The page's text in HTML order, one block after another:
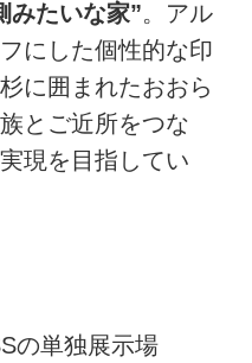
みたいな家”。アル
にした個性的な印
に囲まれたおおら
とご近所をつな
現を目指してい
の単独展示場